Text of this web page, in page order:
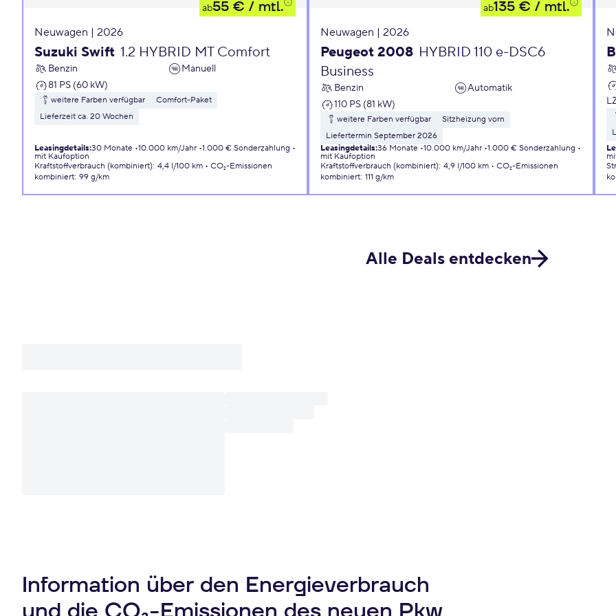
ab55 € / mtl.
Neuwagen | 2026
Suzuki Swift 1.2 HYBRID MT Comfort
Benzin
Manuell
81 PS (60 kW)
weitere Farben verfügbar
Comfort-Paket
Lieferzeit ca. 20 Wochen
Leasingdetails:30 Monate 10.000 km/Jahr 1.000 € Sonderzahlung
mit Kaufoption
Kraftstoffverbrauch (kombiniert): 4,4 l/100 km
CO₂-Emissionen
kombiniert: 99 g/km
ab135 € / mtl.
Neuwagen | 2026
Peugeot 2008 HYBRID 110 e-DSC6
Business
Benzin
Automatik
110 PS (81 kW)
weitere Farben verfügbar
Sitzheizung vorn
Liefertermin September 2026
Leasingdetails:36 Monate 10.000 km/Jahr 1.000 € Sonderzahlung
mit Kaufoption
Kraftstoffverbrauch (kombiniert): 4,9 l/100 km
CO₂-Emissionen
kombiniert: 111 g/km
Alle Deals entdecken
Information über den Energieverbrauch